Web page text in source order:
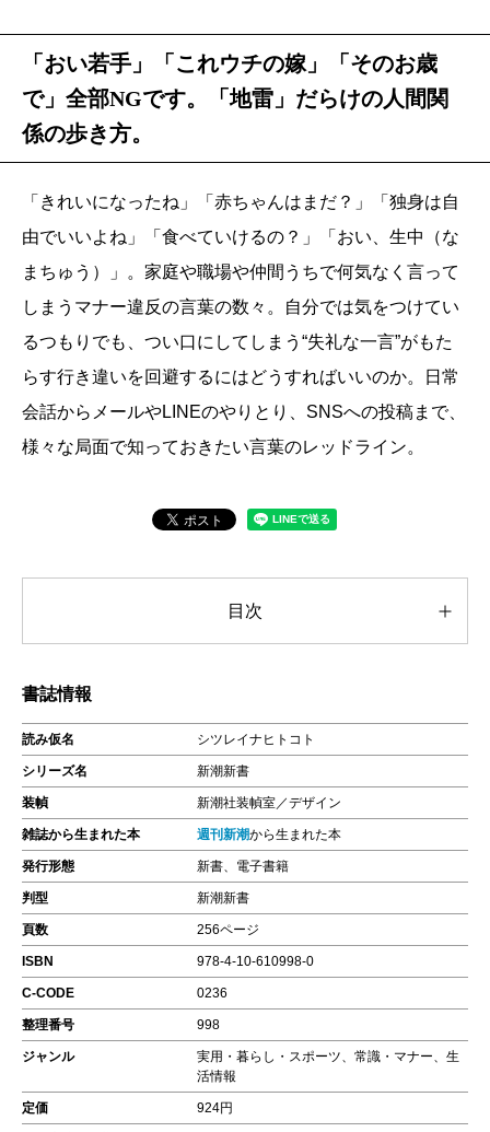
「おい若手」「これウチの嫁」「そのお歳
で」全部NGです。「地雷」だらけの人間関
係の歩き方。
「きれいになったね」「赤ちゃんはまだ？」「独身は自
由でいいよね」「食べていけるの？」「おい、生中（な
まちゅう）」。家庭や職場や仲間うちで何気なく言って
しまうマナー違反の言葉の数々。自分では気をつけてい
るつもりでも、つい口にしてしまう“失礼な一言”がもた
らす行き違いを回避するにはどうすればいいのか。日常
会話からメールやLINEのやりとり、SNSへの投稿まで、
様々な局面で知っておきたい言葉のレッドライン。
目次
書誌情報
読み仮名 シツレイナヒトコト
シリーズ名 新潮新書
装幀 新潮社装幀室／デザイン
雑誌から生まれた本 週刊新潮から生まれた本
発行形態 新書、電子書籍
判型 新潮新書
頁数 256ページ
ISBN 978-4-10-610998-0
C-CODE 0236
整理番号 998
ジャンル
実用・暮らし・スポーツ、常識・マナー、生
活情報
定価 924円